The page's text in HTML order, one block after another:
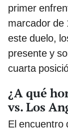
primer
marcador de
este duelo,
presente y
cuarta
¿A qué
vs. Los
El encuentro